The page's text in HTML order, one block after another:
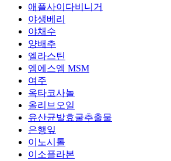
애플사이다비니거
야생베리
야채수
양배추
엘라스틴
엠에스엠 MSM
여주
옥타코사놀
올리브오일
유산균발효굴추출물
은행잎
이노시톨
이소플라본